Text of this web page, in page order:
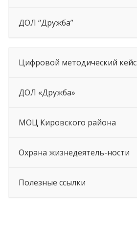
ДОЛ “Дружба”
Цифровой методический кейс
ДОЛ «Дружба»
МОЦ Кировского района
Охрана жизнедеятель-ности
Полезные ссылки